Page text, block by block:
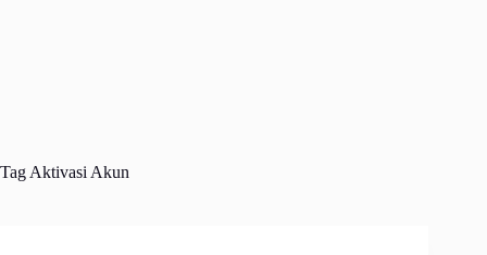
Tag Aktivasi Akun